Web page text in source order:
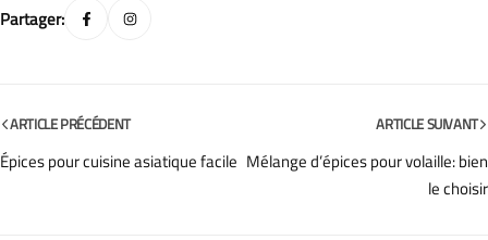
Partager:
ARTICLE PRÉCÉDENT
Épices pour cuisine asiatique facile
ARTICLE SUIVANT
Mélange d’épices pour volaille: bien
le choisir